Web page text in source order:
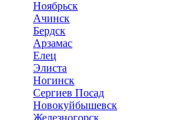
Ноябрьск
Ачинск
Бердск
Арзамас
Елец
Элиста
Ногинск
Сергиев Посад
Новокуйбышевск
Железногорск